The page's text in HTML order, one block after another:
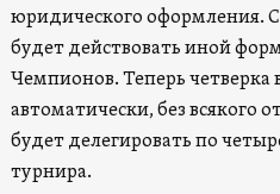
юридического оформления.
будет действовать иной
Чемпионов. Теперь
автоматически, без всякого
будет делегировать по
турнира.